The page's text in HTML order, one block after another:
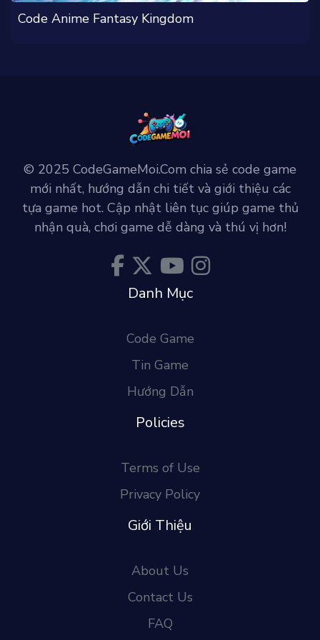
Code Anime Fantasy Kingdom
© 2025 CodeGameMoi.Com chia sẻ code game
mới nhất, hướng dẫn chi tiết và giới thiệu các
tựa game hot. Cập nhật liên tục giúp game thủ
nhận quà, chơi game dễ dàng và thú vị hơn!
Danh Mục
Code Game
Tin Game
Hướng Dẫn
Policies
Terms of Use
Privacy Policy
Giới Thiệu
About Us
Contact Us
FAQ